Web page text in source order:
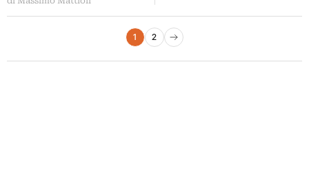
Paginazione degli articoli
1 2
Pagina successiva